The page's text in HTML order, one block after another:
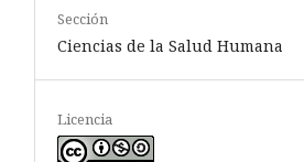
Sección
Ciencias de la Salud Humana
Licencia